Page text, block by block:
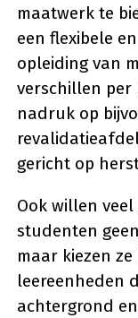
maatwerk te
een flexibele
opleiding van
verschillen per
nadruk op
gericht op
Ook willen
studenten
maar kiezen
leereenheden
achtergrond